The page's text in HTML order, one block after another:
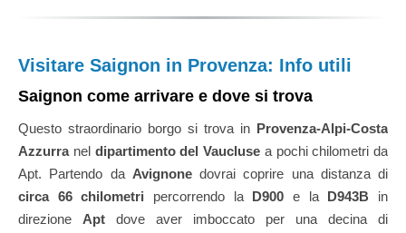
Visitare Saignon in Provenza: Info utili
Saignon come arrivare e dove si trova
Questo straordinario borgo si trova in Provenza-Alpi-Costa
Azzurranel dipartimento del Vaucluse a pochi chilometri da
Apt. Partendo da Avignone dovrai coprire una distanza di
circa 66 chilometri percorrendo la D900e la D943B in
direzione Apt dove aver imboccato per una decina di